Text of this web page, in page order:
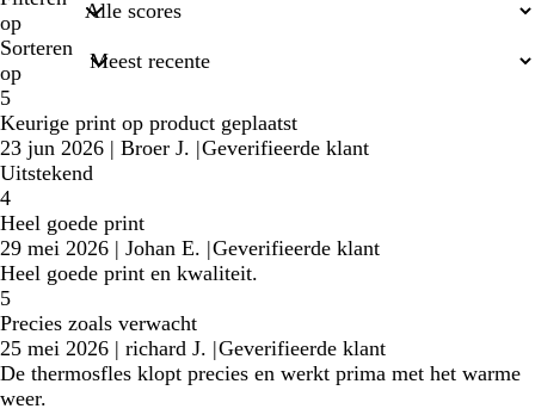
op
Sorteren
op
5
Keurige print op product geplaatst
23 jun 2026 | Broer J. |Geverifieerde klant
Uitstekend
4
Heel goede print
29 mei 2026 | Johan E. |Geverifieerde klant
Heel goede print en kwaliteit.
5
Precies zoals verwacht
25 mei 2026 | richard J. |Geverifieerde klant
De thermosfles klopt precies en werkt prima met het warme
weer.